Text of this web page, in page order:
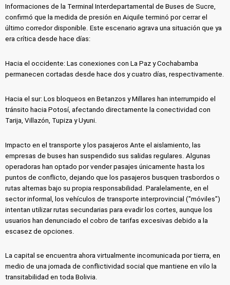
Informaciones de la Terminal Interdepartamental de Buses de Sucre,
confirmó que la medida de presión en Aiquile terminó por cerrar el
último corredor disponible. Este escenario agrava una situación que ya
era crítica desde hace días:
Hacia el occidente: Las conexiones con La Paz y Cochabamba
permanecen cortadas desde hace dos y cuatro días, respectivamente.
Hacia el sur: Los bloqueos en Betanzos y Millares han interrumpido el
tránsito hacia Potosí, afectando directamente la conectividad con
Tarija, Villazón, Tupiza y Uyuni.
Impacto en el transporte y los pasajeros Ante el aislamiento, las
empresas de buses han suspendido sus salidas regulares. Algunas
operadoras han optado por vender pasajes únicamente hasta los
puntos de conflicto, dejando que los pasajeros busquen trasbordos o
rutas alternas bajo su propia responsabilidad. Paralelamente, en el
sector informal, los vehículos de transporte interprovincial ("móviles")
intentan utilizar rutas secundarias para evadir los cortes, aunque los
usuarios han denunciado el cobro de tarifas excesivas debido a la
escasez de opciones.
La capital se encuentra ahora virtualmente incomunicada por tierra, en
medio de una jornada de conflictividad social que mantiene en vilo la
transitabilidad en toda Bolivia.